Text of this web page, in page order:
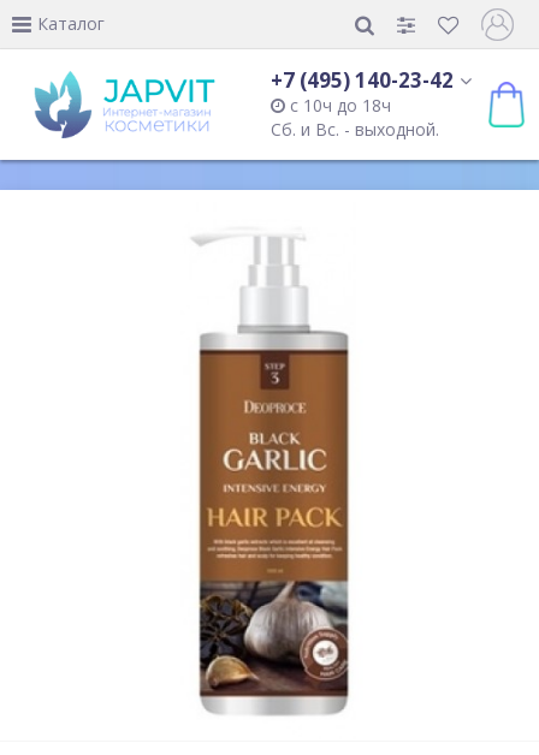
Каталог
+7 (495) 140-23-42
с 10ч до 18ч
Сб. и Вс. - выходной.